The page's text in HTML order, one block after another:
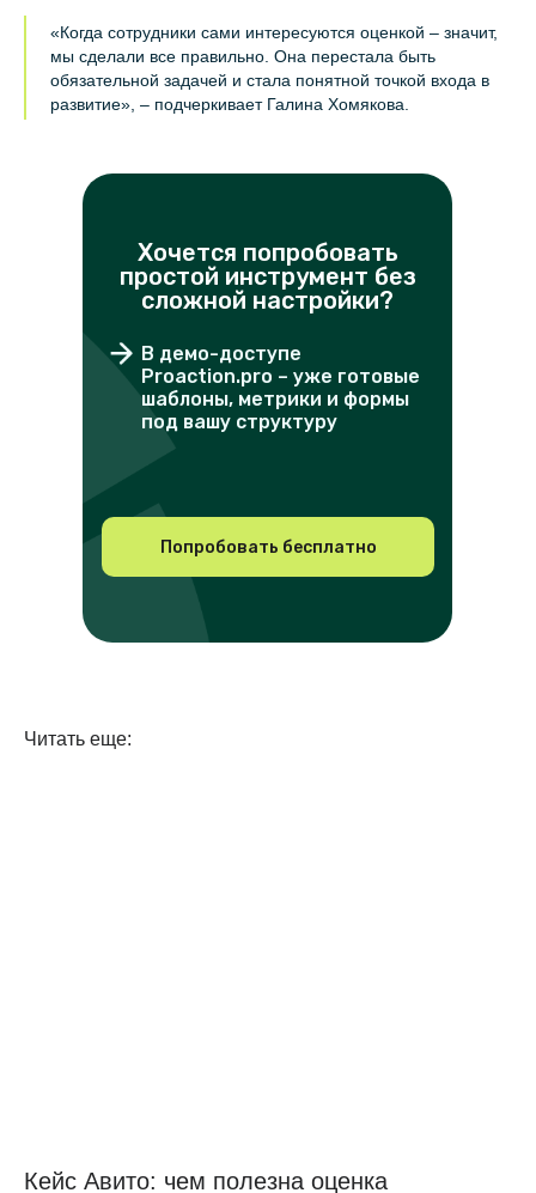
«Когда сотрудники сами интересуются оценкой – значит,
мы сделали все правильно. Она перестала быть
обязательной задачей и стала понятной точкой входа в
развитие», – подчеркивает Галина Хомякова.
Хочется попробовать
простой инструмент без
сложной настройки?
Попробовать бесплатно
В демо-доступе
Proaction.pro – уже готовые
шаблоны, метрики и формы
под вашу структуру
Читать еще:
Кейс Авито: чем полезна оценка